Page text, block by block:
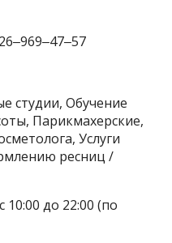
студии, Обучение
Парикмахерские,
Услуги
ресниц /
до 22:00 (по